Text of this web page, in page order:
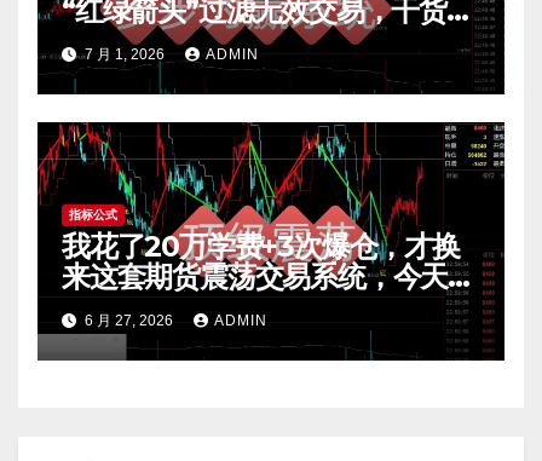
“红绿箭头”过滤无效交易，干货全
公开 mt4指标
7 月 1, 2026 ADMIN
指标公式
我花了20万学费+3次爆仓，才换
来这套期货震荡交易系统，今天免
费公开核心逻辑
6 月 27, 2026 ADMIN